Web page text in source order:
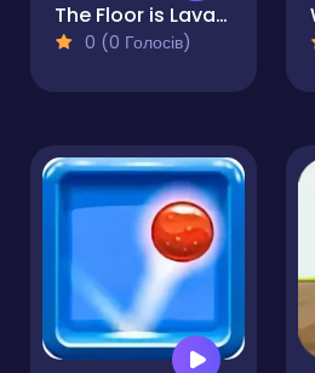
The Floor is Lava! Balls
0 (0 Голосів)